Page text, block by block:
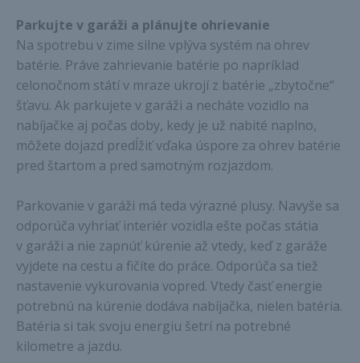
Parkujte v garáži a plánujte ohrievanie
Na spotrebu v zime silne vplýva systém na ohrev
batérie. Práve zahrievanie batérie po napríklad
celonočnom státí v mraze ukrojí z batérie „zbytočne“
šťavu. Ak parkujete v garáži a necháte vozidlo na
nabíjačke aj počas doby, kedy je už nabité naplno,
môžete dojazd predĺžiť vďaka úspore za ohrev batérie
pred štartom a pred samotným rozjazdom.
Parkovanie v garáži má teda výrazné plusy. Navyše sa
odporúča vyhriať interiér vozidla ešte počas státia
v garáži a nie zapnúť kúrenie až vtedy, keď z garáže
vyjdete na cestu a fičíte do práce. Odporúča sa tiež
nastavenie vykurovania vopred. Vtedy časť energie
potrebnú na kúrenie dodáva nabíjačka, nielen batéria.
Batéria si tak svoju energiu šetrí na potrebné
kilometre a jazdu.